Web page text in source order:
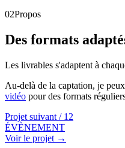
02Propos
Des formats
Les livrables s'adaptent à
Au-delà de la captation, je
vidéo pour des formats
Projet suivant / 12
ÉVÈNEMENT
Voir le projet →